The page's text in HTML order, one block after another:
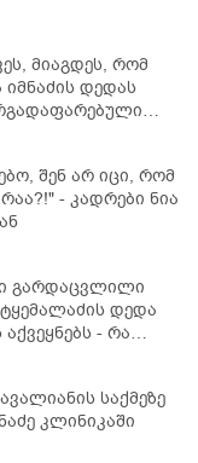
მიაგდეს, რომ
დედას
ავალიანის
შენ არ იცი, რომ
- კადრები ნია
გარდაცვლილი
დედა
- რა
მიზეზი?
საქმეზე
კლინიკაში